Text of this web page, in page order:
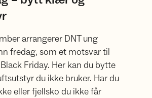
arrangerer DNT ung
fredag, som et motsvar til
Friday. Her kan du bytte
du ikke bruker. Har du
eller fjellsko du ikke får